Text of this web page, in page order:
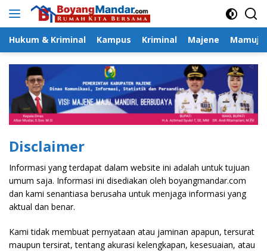
Langsung
Hukum & Kriminal Kampus Kriminal Majene Mamuju
Disclaimer
Informasi yang terdapat dalam website ini adalah untuk tujuan
umum saja. Informasi ini disediakan oleh boyangmandar.com
dan kami senantiasa berusaha untuk menjaga informasi yang
aktual dan benar.
Kami tidak membuat pernyataan atau jaminan apapun, tersurat
maupun tersirat, tentang akurasi kelengkapan, kesesuaian, atau